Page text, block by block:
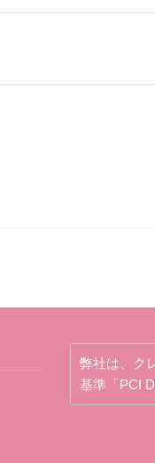
弊社は、ク
基準「PCI